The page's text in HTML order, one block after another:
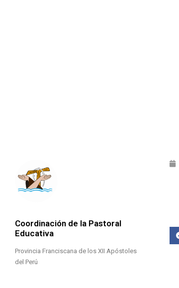
Coordinación de la Pastoral
Educativa
Provincia Franciscana de los XII Apóstoles
del Perú